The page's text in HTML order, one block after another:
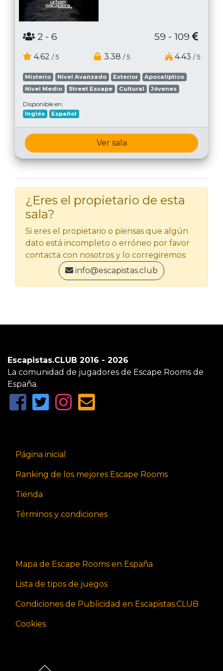
2 - 6 59 - 109
4.62 / 5 3.38 / 5 4.43 / 5
Misterio Nivel Avanzado Exterior
Apocalíptico
Nivel Medio
Street Escape Cultural Jóvenes
Disponible en:
Inglés Español
Ver sala
¿Eres el propietario de esta
sala?
Si eres el propietario o piensas que algún
dato está incompleto o erróneo por favor
contacta con nosotros y lo corregiremos:
info@escapistas.club
Escapistas.CLUB 2016 - 2026
La comunidad de jugadores de Escape Rooms de
España.
Página inicial
Ranking de los mejores Escape Rooms
Tienda
Términos y condiciones
Mapa de Escape Rooms en España
Lista de tipos de juegos
Condiciones de Publicidad en Escapistas.CLUB
Cookies